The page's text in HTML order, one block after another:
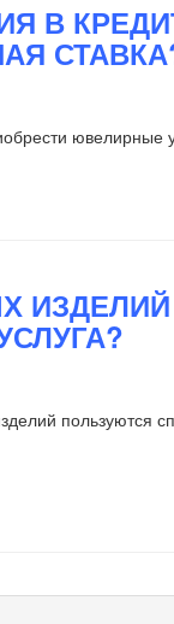
В
ювелирные
ИЗДЕЛИЙ
пользуются